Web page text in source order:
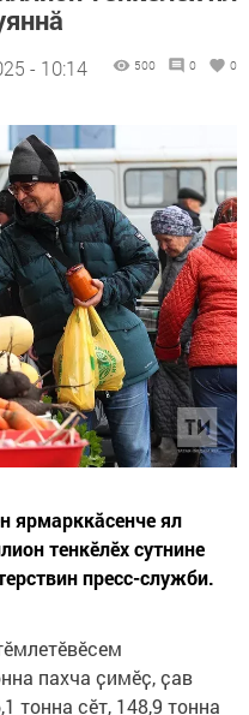
- 10:14 500 0 0
ярмарккăсенче ял
тенкӗлӗх сутнине
пресс-служби.
пахча ҫимӗҫ, ҫав
тонна сӗт, 148,9 тонна